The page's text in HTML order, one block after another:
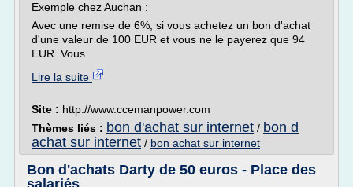
Exemple chez Auchan :
Avec une remise de 6%, si vous achetez un bon d'achat
d'une valeur de 100 EUR et vous ne le payerez que 94
EUR. Vous...
Lire la suite
Site : http://www.ccemanpower.com
Thèmes liés : bon d'achat sur internet / bon d
achat sur internet / bon achat sur internet
Bon d'achats Darty de 50 euros - Place des
salariés